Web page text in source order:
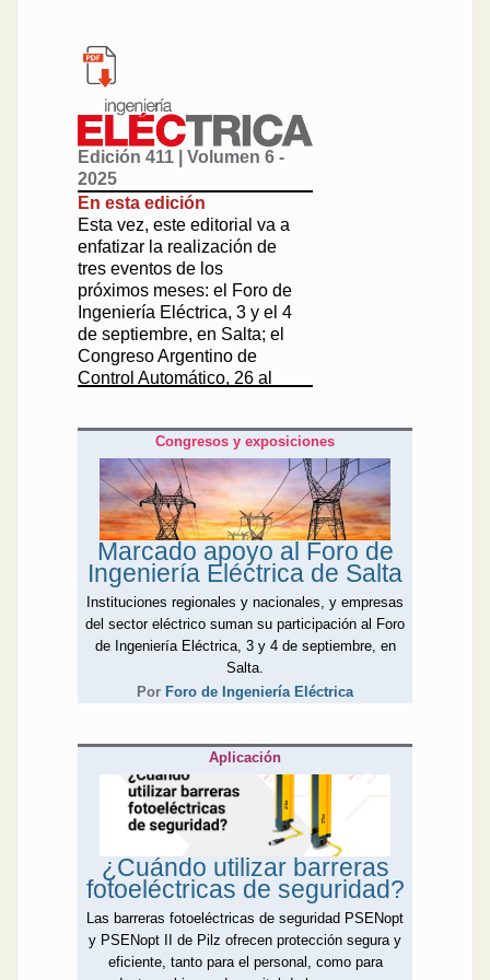
Edición 411 | Volumen 6 -
2025
En esta edición
Esta vez, este editorial va a
enfatizar la realización de
tres eventos de los
próximos meses: el Foro de
Ingeniería Eléctrica, 3 y el 4
de septiembre, en Salta; el
Congreso Argentino de
Control Automático, 26 al
Argentinas de
Luminotecnia, 10 a 12 de
septiembre, en Mendoza.
El Foro de Ingeniería
Eléctrica Salta - 2025,
organizado por Editores
junto a la Secretaría de
Minería y Energía del
Gobierno de Salta, ya tiene
el aval de AEA, de
CADIEEL, del Consejo
Económico Social de la
Provincia de Salta, de
Arquitectos de Salta, y de la
UNSa. Asimismo, empresas
como Conextube, Enersys,
Fluke Argentina, Hitachi
Energy, AES, Leyden, Micro
Control, Motores Dafa y
Nöllmed ya confirmaron su
patrocinio y participación
activa, así como las
secretarías de energía de
todo el resto del NOA:
Congresos y exposiciones
Marcado apoyo al Foro de
Ingeniería Eléctrica de Salta
Instituciones regionales y nacionales, y empresas
del sector eléctrico suman su participación al Foro
de Ingeniería Eléctrica, 3 y 4 de septiembre, en
Salta.
Por Foro de Ingeniería Eléctrica
Aplicación
¿Cuándo utilizar barreras
fotoeléctricas de seguridad?
Las barreras fotoeléctricas de seguridad PSENopt
y PSENopt II de Pilz ofrecen protección segura y
eficiente, tanto para el personal, como para